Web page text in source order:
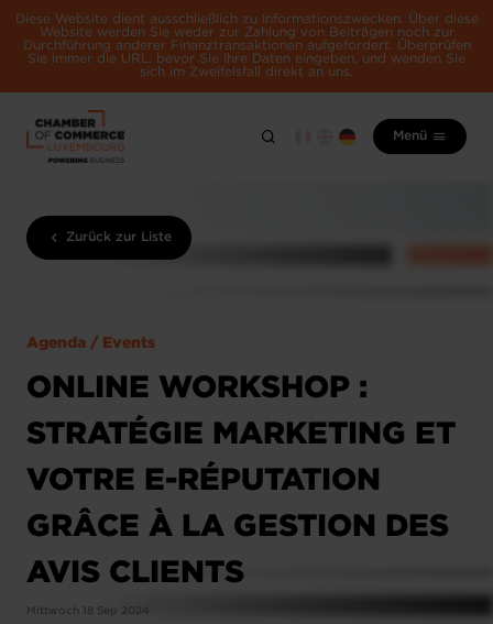
Diese Website dient ausschließlich zu Informationszwecken. Über diese
Website werden Sie weder zur Zahlung von Beiträgen noch zur
Durchführung anderer Finanztransaktionen aufgefordert. Überprüfen
Sie immer die URL, bevor Sie Ihre Daten eingeben, und wenden Sie
sich im Zweifelsfall direkt an uns.
Menü
Zurück zur Liste
Agenda / Events
ONLINE WORKSHOP :
STRATÉGIE MARKETING ET
VOTRE E-RÉPUTATION
GRÂCE À LA GESTION DES
AVIS CLIENTS
Mittwoch 18 Sep 2024